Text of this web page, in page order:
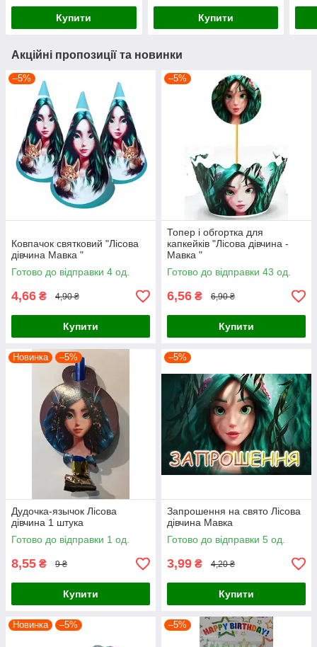
Купити Купити
Акційні пропозиції та новинки
–5%
Ковпачок святковий "Лісова
дівчина Мавка "
Готово до відправки 4 од.
4,66 ₴ 4,90 ₴
Купити
–5%
Топер і обгортка для
капкейків "Лісова дівчина -
Мавка "
Готово до відправки 43 од.
6,56 ₴ 6,90 ₴
Купити
Новинка –5%
Дудочка-язычок Лісова
дівчина 1 штука
Готово до відправки 1 од.
8,55 ₴ 9 ₴
Купити
–5%
Запрошення на свято Лісова
дівчина Мавка
Готово до відправки 5 од.
3,99 ₴ 4,20 ₴
Купити
Новинка –5% –5%